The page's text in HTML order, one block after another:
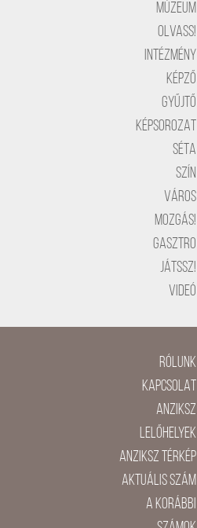
Múzeum
Olvass!
Intézmény
Képző
Gyűjtő
Képsorozat
Séta
Szín
Város
Mozgás!
Gasztro
Játssz!
Videó
Rólunk
Kapcsolat
Anziksz
lelőhelyek
Anziksz térkép
Aktuális szám
A korábbi